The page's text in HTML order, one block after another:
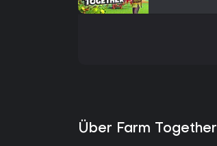
Über Farm Together